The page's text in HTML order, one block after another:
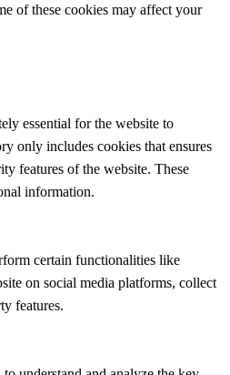
of these cookies may affect your
essential for the website to
only includes cookies that ensures
features of the website. These
information.
certain functionalities like
on social media platforms, collect
features.